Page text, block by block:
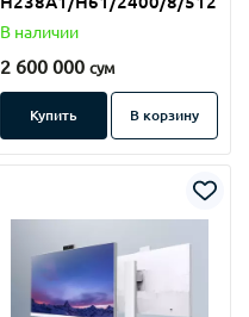
В наличии
2 600 000 сум
Купить В корзину